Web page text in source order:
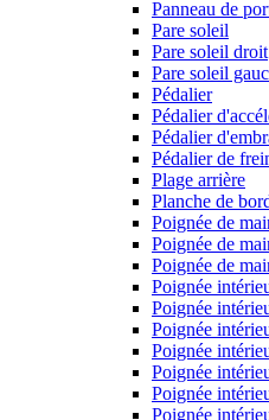
Panneau de
Pare soleil
Pare soleil droit
Pare soleil
Pédalier
Pédalier
Pédalier
Pédalier de
Plage arrière
Planche de
Poignée de
Poignée de
Poignée de
Poignée
Poignée
Poignée
Poignée
Poignée
Poignée
Poignée